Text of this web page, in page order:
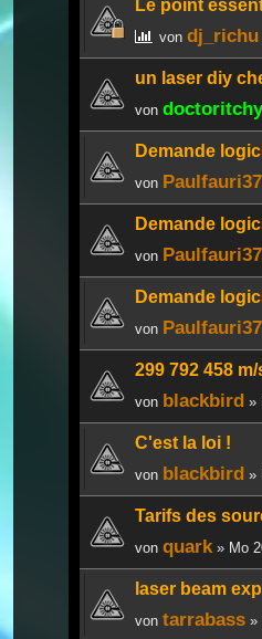
Le point
von dj_richu
un laser diy
von doctoritchy
Demande
von
Demande
von
Demande
von
299 792 458 m/
von blackbird »
C'est la loi !
von blackbird »
Tarifs des
von quark » Mo
laser beam
von tarrabass »